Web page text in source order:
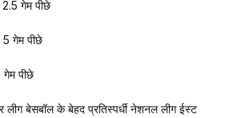
2.5 गेम पीछे
5 गेम पीछे
गेम पीछे
लीग बेसबॉल के बेहद प्रतिस्पर्धी नेशनल लीग ईस्ट